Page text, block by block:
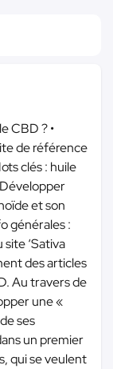
CBD ? •
de référence
clés : huile
et son
générales :
‘Sativa
des articles
Au travers de
une «
ses
un premier
qui se veulent